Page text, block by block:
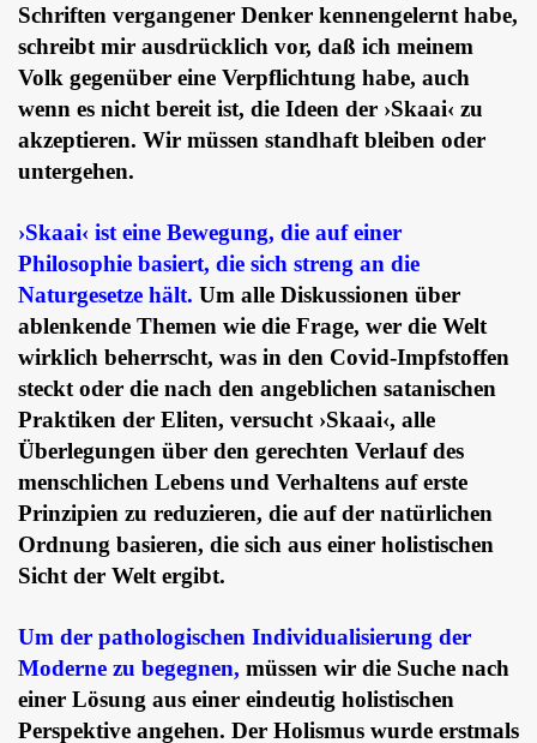
Schriften vergangener Denker kennengelernt habe,
schreibt mir ausdrücklich vor, daß ich meinem
Volk gegenüber eine Verpflichtung habe, auch
wenn es nicht bereit ist, die Ideen der ›Skaai‹ zu
akzeptieren. Wir müssen standhaft bleiben oder
untergehen.
›Skaai‹ ist eine Bewegung, die auf einer
Philosophie basiert, die sich streng an die
Naturgesetze hält. Um alle Diskussionen über
ablenkende Themen wie die Frage, wer die Welt
wirklich beherrscht, was in den Covid-Impfstoffen
steckt oder die nach den angeblichen satanischen
Praktiken der Eliten, versucht ›Skaai‹, alle
Überlegungen über den gerechten Verlauf des
menschlichen Lebens und Verhaltens auf erste
Prinzipien zu reduzieren, die auf der natürlichen
Ordnung basieren, die sich aus einer holistischen
Sicht der Welt ergibt.
Um der pathologischen Individualisierung der
Moderne zu begegnen, müssen wir die Suche nach
einer Lösung aus einer eindeutig holistischen
Perspektive angehen. Der Holismus wurde erstmals